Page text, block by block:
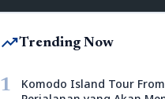
trending_upTrending Now
1
Komodo Island Tour